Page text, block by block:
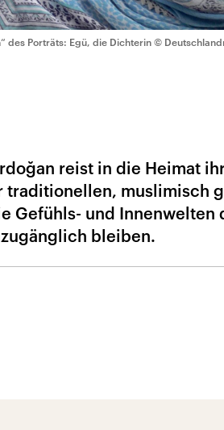
des Porträts: Egü, die Dichterin ©
reist in die Heimat
traditionellen, muslimisch
Gefühls- und Innenwelten
bleiben.